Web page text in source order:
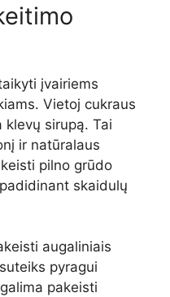
įvairiems
Vietoj cukraus
sirupą. Tai
ir natūralaus
pilno grūdo
skaidulų
augaliniais
pyragui
pakeisti